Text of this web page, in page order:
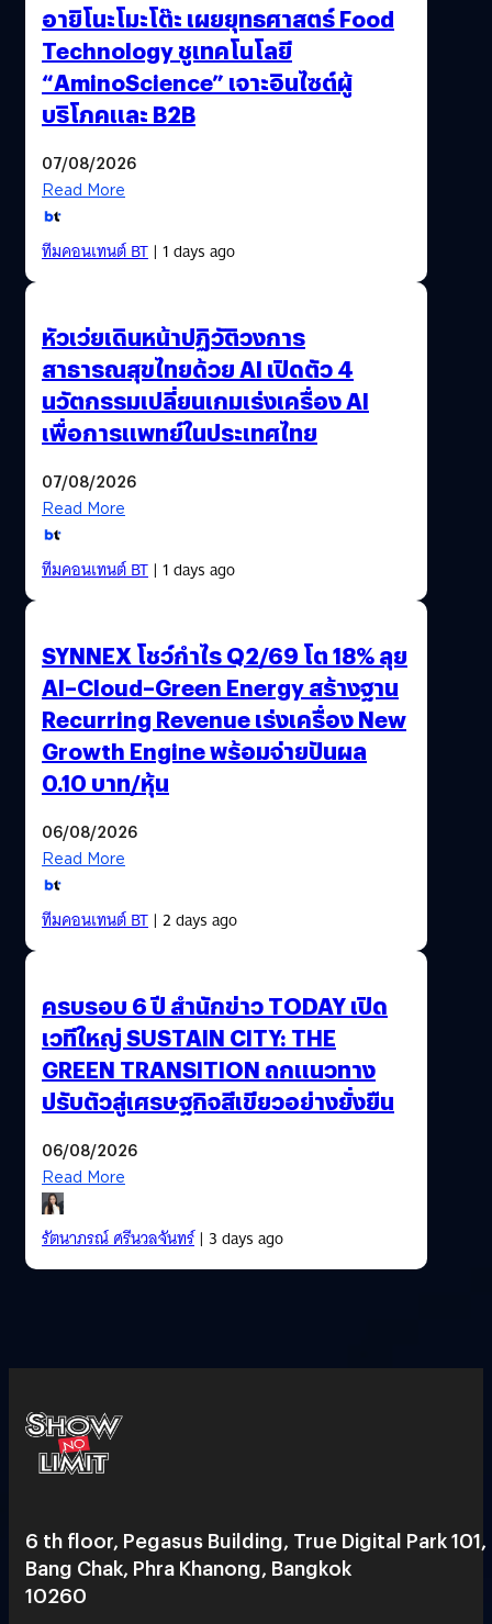
อายิโนะโมะโต๊ะ เผยยุทธศาสตร์ Food
Technology ชูเทคโนโลยี
“AminoScience” เจาะอินไซต์ผู้
บริโภคและ B2B
07/08/2026
Read More
ทีมคอนเทนต์ BT| 1 days ago
หัวเว่ยเดินหน้าปฏิวัติวงการ
สาธารณสุขไทยด้วย AI เปิดตัว 4
นวัตกรรมเปลี่ยนเกมเร่งเครื่อง AI
เพื่อการแพทย์ในประเทศไทย
07/08/2026
Read More
ทีมคอนเทนต์ BT| 1 days ago
SYNNEX โชว์กำไร Q2/69 โต 18% ลุย
AI–Cloud–Green Energy สร้างฐาน
Recurring Revenue เร่งเครื่อง New
Growth Engine พร้อมจ่ายปันผล
0.10 บาท/หุ้น
06/08/2026
Read More
ทีมคอนเทนต์ BT| 2 days ago
ครบรอบ 6 ปี สำนักข่าว TODAY เปิด
เวทีใหญ่ SUSTAIN CITY: THE
GREEN TRANSITION ถกแนวทาง
ปรับตัวสู่เศรษฐกิจสีเขียวอย่างยั่งยืน
06/08/2026
Read More
รัตนาภรณ์ ศรีนวลจันทร์| 3 days ago
6 th floor, Pegasus Building, True Digital Park 101,
Bang Chak, Phra Khanong, Bangkok
10260